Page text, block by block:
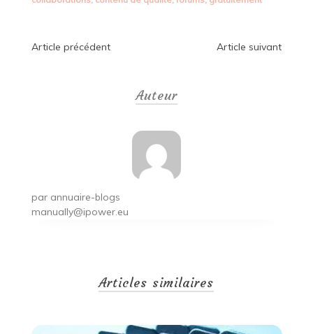
Navigation
Article précédent Article suivant
Auteur
par annuaire-blogs
manually@ipower.eu
Articles similaires